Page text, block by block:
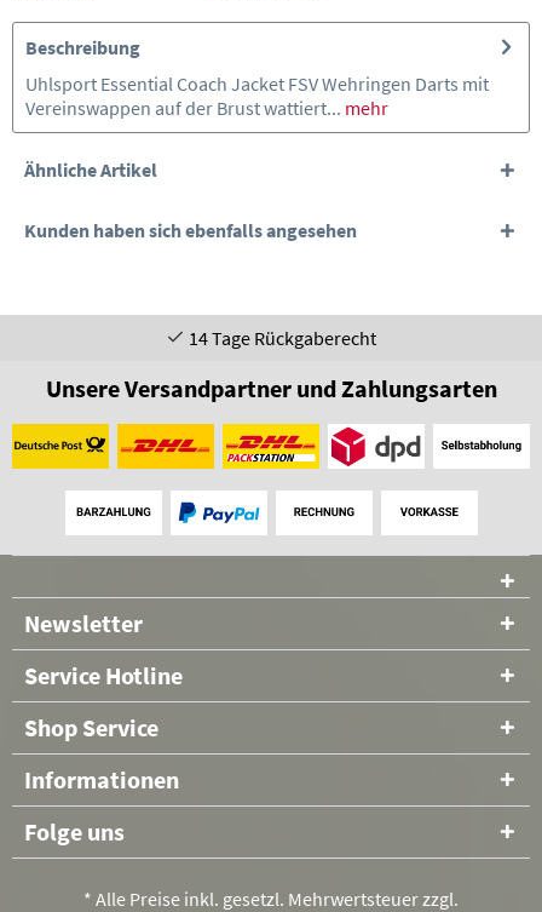
Beschreibung
Uhlsport Essential Coach Jacket FSV Wehringen Darts mit
Vereinswappen auf der Brust wattiert... mehr
Ähnliche Artikel
Kunden haben sich ebenfalls angesehen
14 Tage Rückgaberecht
Unsere Versandpartner und Zahlungsarten
Newsletter
Service Hotline
Shop Service
Informationen
Folge uns
* Alle Preise inkl. gesetzl. Mehrwertsteuer zzgl.